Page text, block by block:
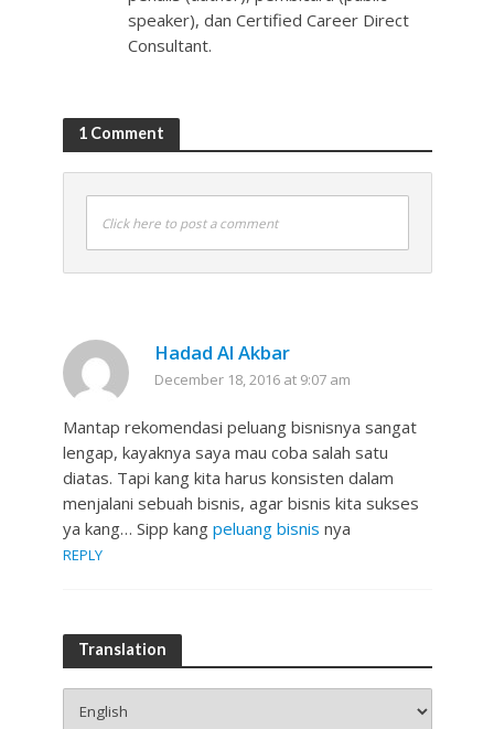
speaker), dan Certified Career Direct
Consultant.
1 Comment
Click here to post a comment
Hadad Al Akbar
December 18, 2016 at 9:07 am
Mantap rekomendasi peluang bisnisnya sangat
lengap, kayaknya saya mau coba salah satu
diatas. Tapi kang kita harus konsisten dalam
menjalani sebuah bisnis, agar bisnis kita sukses
ya kang… Sipp kang peluang bisnis nya
REPLY
Translation